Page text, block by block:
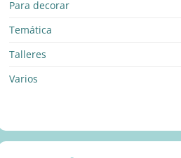
Para decorar
Temática
Talleres
Varios